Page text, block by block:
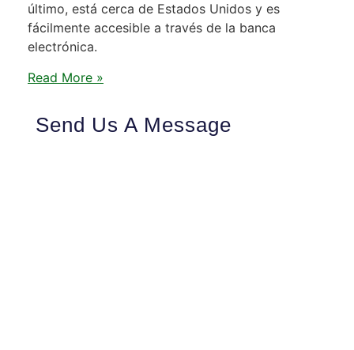
último, está cerca de Estados Unidos y es
fácilmente accesible a través de la banca
electrónica.
Read More »
Send Us A Message